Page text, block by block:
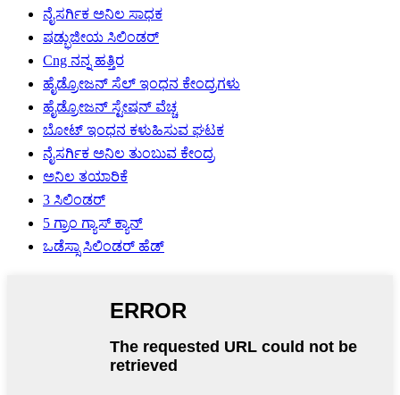
ನೈಸರ್ಗಿಕ ಅನಿಲ ಸಾಧಕ
ಷಡ್ಭುಜೀಯ ಸಿಲಿಂಡರ್
Cng ನನ್ನ ಹತ್ತಿರ
ಹೈಡ್ರೋಜನ್ ಸೆಲ್ ಇಂಧನ ಕೇಂದ್ರಗಳು
ಹೈಡ್ರೋಜನ್ ಸ್ಟೇಷನ್ ವೆಚ್ಚ
ಬೋಟ್ ಇಂಧನ ಕಳುಹಿಸುವ ಘಟಕ
ನೈಸರ್ಗಿಕ ಅನಿಲ ತುಂಬುವ ಕೇಂದ್ರ
ಅನಿಲ ತಯಾರಿಕೆ
3 ಸಿಲಿಂಡರ್
5 ಗ್ರಾಂ ಗ್ಯಾಸ್ ಕ್ಯಾನ್
ಒಡೆಸ್ಸಾ ಸಿಲಿಂಡರ್ ಹೆಡ್